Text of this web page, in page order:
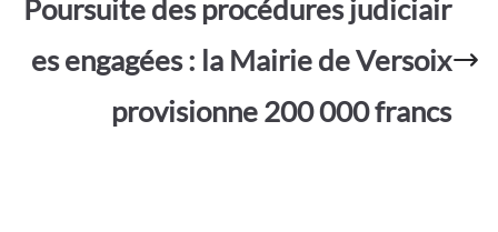
Poursuite des procédures judiciair
es engagées : la Mairie de Versoix
provisionne 200 000 francs